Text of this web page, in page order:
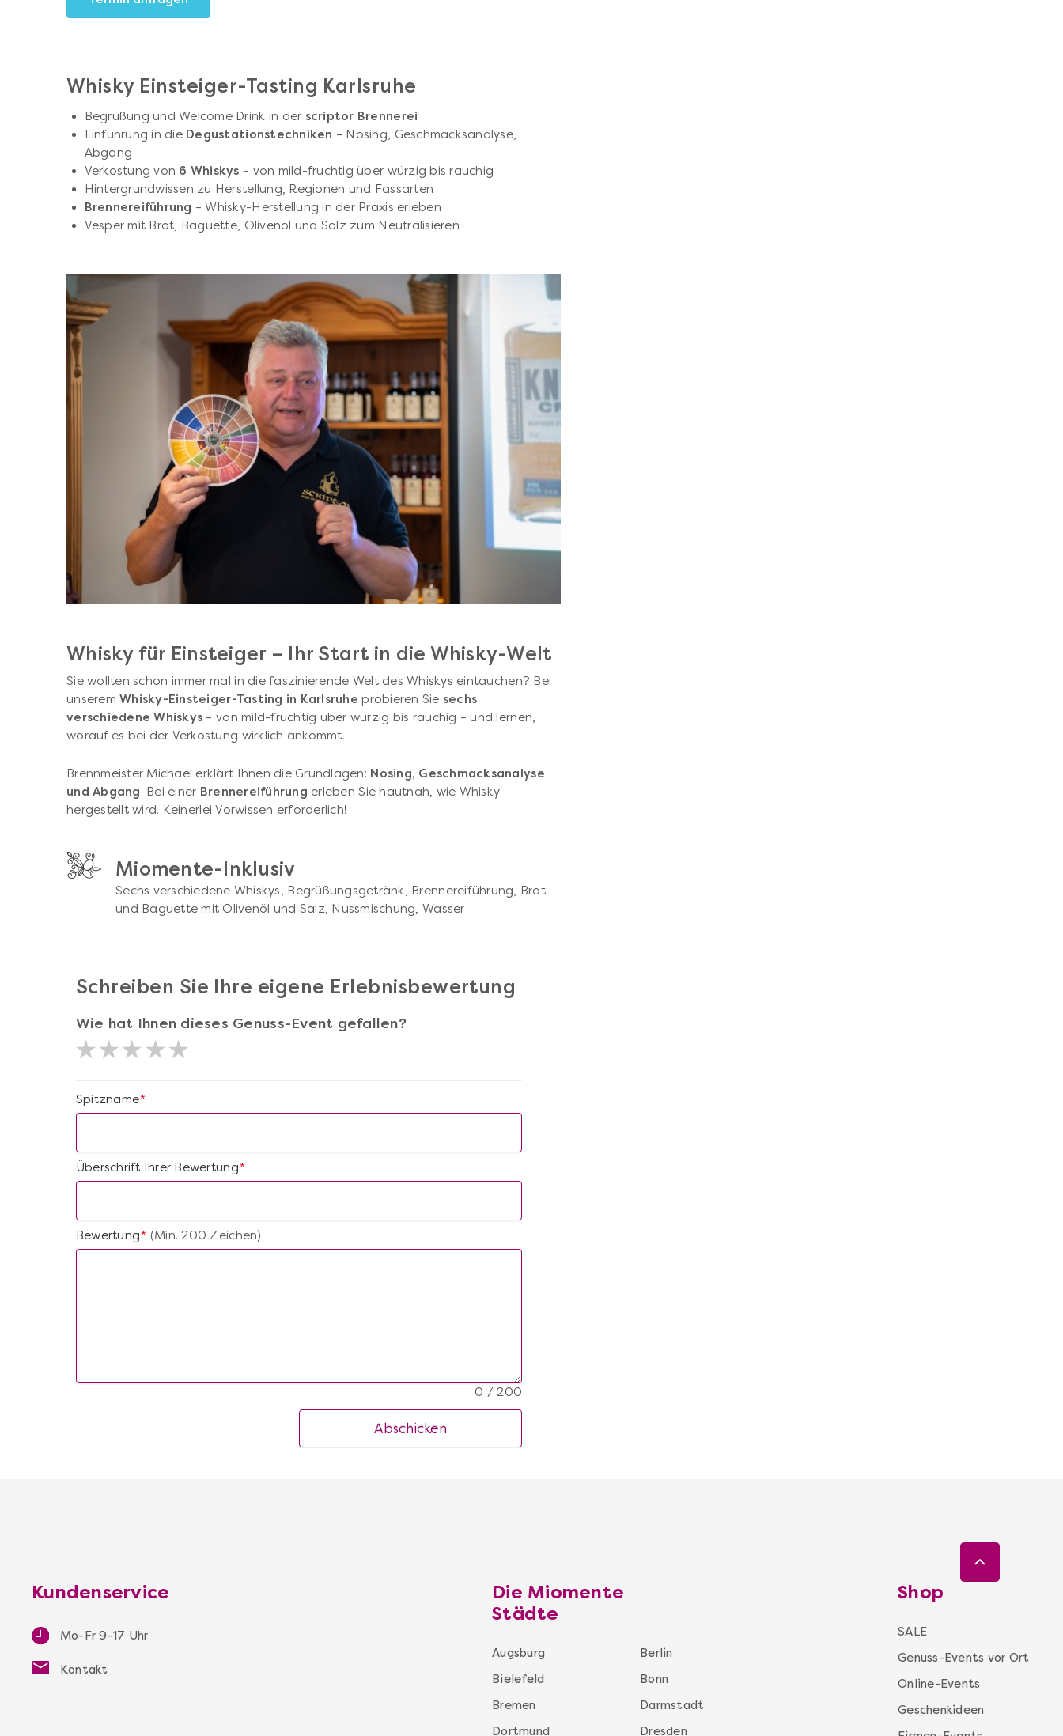
Whisky Einsteiger-Tasting Karlsruhe
Begrüßung und Welcome Drink in der scriptor Brennerei
Einführung in die Degustationstechniken – Nosing, Geschmacksanalyse,
Abgang
Verkostung von 6 Whiskys – von mild-fruchtig über würzig bis rauchig
Hintergrundwissen zu Herstellung, Regionen und Fassarten
Brennereiführung – Whisky-Herstellung in der Praxis erleben
Vesper mit Brot, Baguette, Olivenöl und Salz zum Neutralisieren
Whisky für Einsteiger – Ihr Start in die Whisky-Welt
Sie wollten schon immer mal in die faszinierende Welt des Whiskys eintauchen? Bei
unseremWhisky-Einsteiger-Tasting in Karlsruhe probieren Sie sechs
verschiedene Whiskys – von mild-fruchtig über würzig bis rauchig – und lernen,
worauf es bei der Verkostung wirklich ankommt.
Brennmeister Michael erklärt Ihnen die Grundlagen: Nosing, Geschmacksanalyse
und Abgang. Bei einer Brennereiführung erleben Sie hautnah, wie Whisky
hergestellt wird. Keinerlei Vorwissen erforderlich!
Miomente-Inklusiv
Sechs verschiedene Whiskys, Begrüßungsgetränk, Brennereiführung, Brot
und Baguette mit Olivenöl und Salz, Nussmischung, Wasser
Schreiben Sie Ihre eigene Erlebnisbewertung
Wie hat Ihnen dieses Genuss-Event gefallen?
*
Spitzname
*
Überschrift Ihrer Bewertung
*
Bewertung(Min. 200 Zeichen)
0 / 200
Abschicken
Kundenservice
Mo-Fr 9-17 Uhr
Kontakt
Die Miomente
Städte
Augsburg
Berlin
Bielefeld
Bonn
Bremen
Darmstadt
Dortmund
Dresden
Shop
SALE
Genuss-Events vor Ort
Online-Events
Geschenkideen